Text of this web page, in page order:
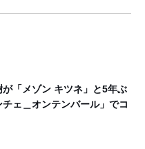
「メゾン キツネ」と5年ぶ
ェ＿オンテンバール」でコ